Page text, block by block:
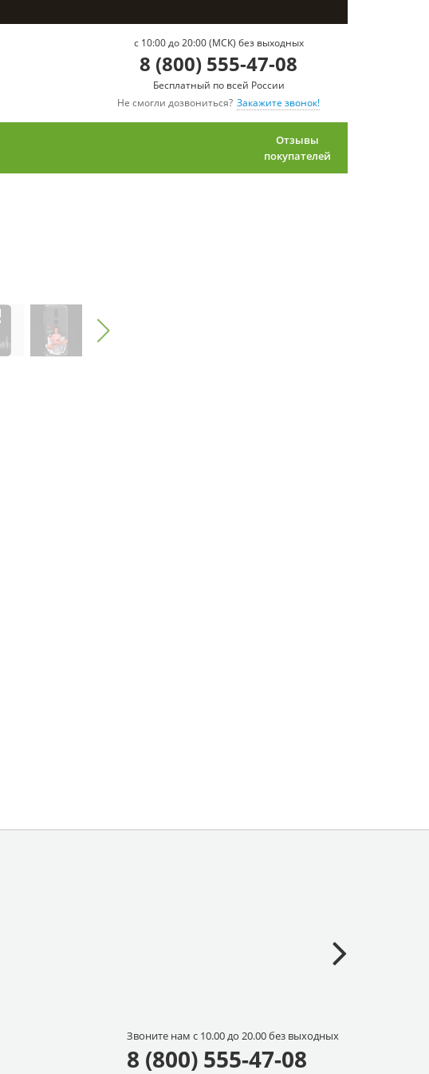
c 10:00 до 20:00 (МСК) без выходных
8 (800) 555-47-08
Бесплатный по всей России
Не смогли дозвониться? Закажите звонок!
Отзывы
покупателей
Звоните нам с 10.00 до 20.00 без выходных
8 (800) 555-47-08